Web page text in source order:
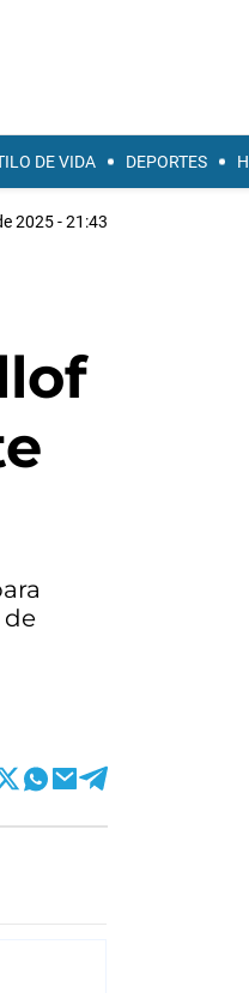
DE VIDA DEPORTES
2025 - 21:43
de